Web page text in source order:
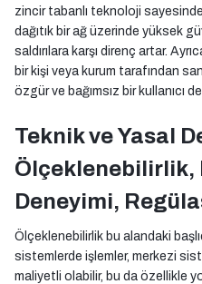
zincir tabanlı teknoloji
dağıtık bir ağ üzerinde yüksek
saldırılara karşı direnç artar.
bir kişi veya kurum tarafından
özgür ve bağımsız bir kullanıcı
Teknik ve Yasal
Ölçeklenebilirlik,
Deneyimi,
Ölçeklenebilirlik bu alandaki
sistemlerde işlemler, merkezi
maliyetli olabilir, bu da özellikle